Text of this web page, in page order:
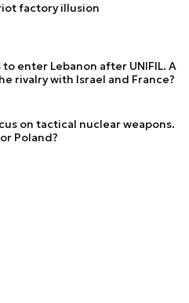
factory illusion
enter Lebanon after UNIFIL. A
rivalry with Israel and France?
on tactical nuclear weapons.
Poland?